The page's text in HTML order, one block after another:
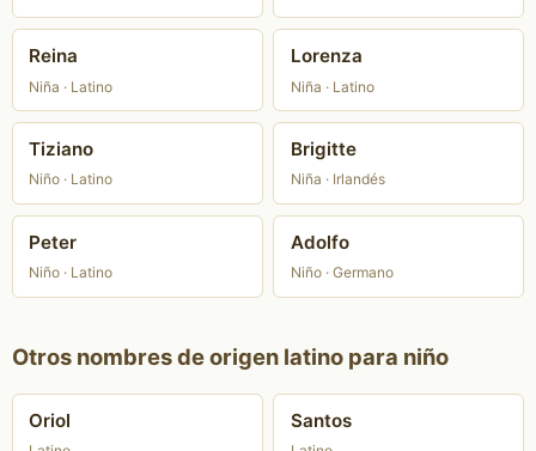
Reina
Niña · Latino
Lorenza
Niña · Latino
Tiziano
Niño · Latino
Brigitte
Niña · Irlandés
Peter
Niño · Latino
Adolfo
Niño · Germano
Otros nombres de origen latino para niño
Oriol Santos